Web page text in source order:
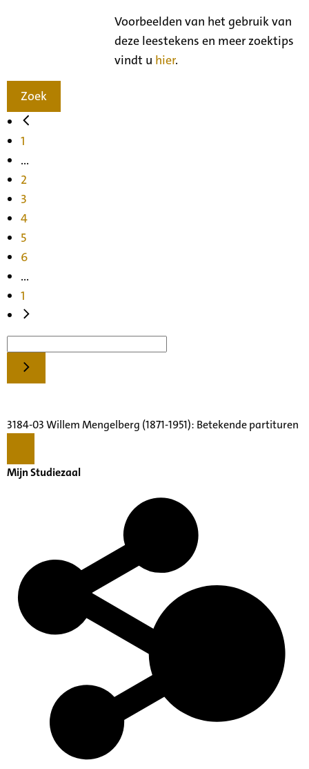
Voorbeelden van het gebruik van
deze leestekens en meer zoektips
vindt u hier.
Zoek
1
...
2
3
4
5
6
...
1
3184-03 Willem Mengelberg (1871-1951): Betekende partituren
Mijn Studiezaal